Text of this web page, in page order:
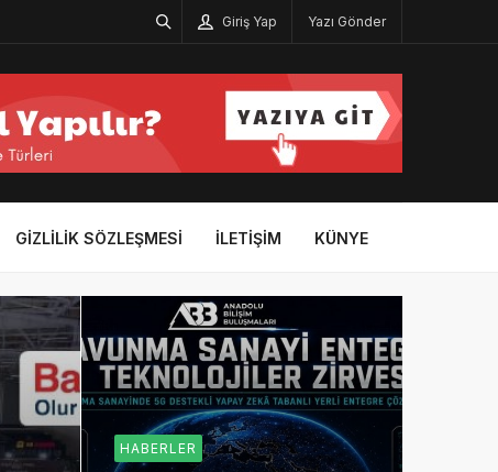
Giriş Yap Yazı Gönder
GIZLILIK SÖZLEŞMESI İLETIŞIM KÜNYE
HABERLER